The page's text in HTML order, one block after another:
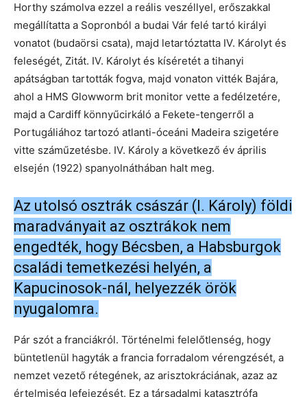
Horthy számolva ezzel a reális veszéllyel, erőszakkal
megállítatta a Sopronból a budai Vár felé tartó királyi
vonatot (budaörsi csata), majd letartóztatta IV. Károlyt és
feleségét, Zitát. IV. Károlyt és kíséretét a tihanyi
apátságban tartották fogva, majd vonaton vitték Bajára,
ahol a HMS Glowworm brit monitor vette a fedélzetére,
majd a Cardiff könnyűcirkáló a Fekete-tengerről a
Portugáliához tartozó atlanti-óceáni Madeira szigetére
vitte száműzetésbe. IV. Károly a következő év április
elsején (1922) spanyolnáthában halt meg.
Az utolsó osztrák császár (I. Károly) földi
maradványait az osztrákok nem
engedték, hogy Bécsben, a Habsburgok
családi temetkezési helyén, a
Kapucinosok-nál, helyezzék örök
nyugalomra.
Pár szót a franciákról. Történelmi felelőtlenség, hogy
büntetlenül hagyták a francia forradalom vérengzését, a
nemzet vezető rétegének, az arisztokráciának, azaz az
értelmiség lefejezését. Ez a társadalmi katasztrófa